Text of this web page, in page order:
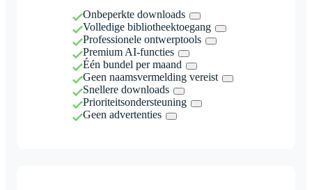
Onbeperkte downloads
Volledige bibliotheektoegang
Professionele ontwerptools
Premium AI-functies
Één bundel per maand
Geen naamsvermelding vereist
Snellere downloads
Prioriteitsondersteuning
Geen advertenties